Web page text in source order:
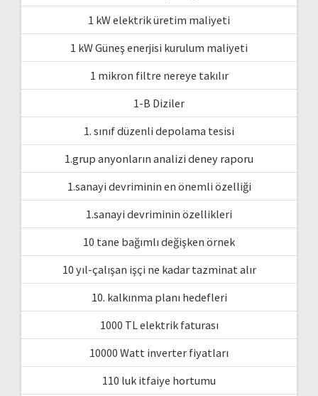
1 kW elektrik üretim maliyeti
1 kW Güneş enerjisi kurulum maliyeti
1 mikron filtre nereye takılır
1-B Diziler
1. sınıf düzenli depolama tesisi
1.grup anyonların analizi deney raporu
1.sanayi devriminin en önemli özelliği
1.sanayi devriminin özellikleri
10 tane bağımlı değişken örnek
10 yıl-çalışan işçi ne kadar tazminat alır
10. kalkınma planı hedefleri
1000 TL elektrik faturası
10000 Watt inverter fiyatları
110 luk itfaiye hortumu